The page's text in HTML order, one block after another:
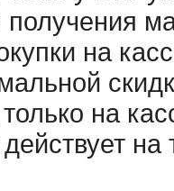
на
на